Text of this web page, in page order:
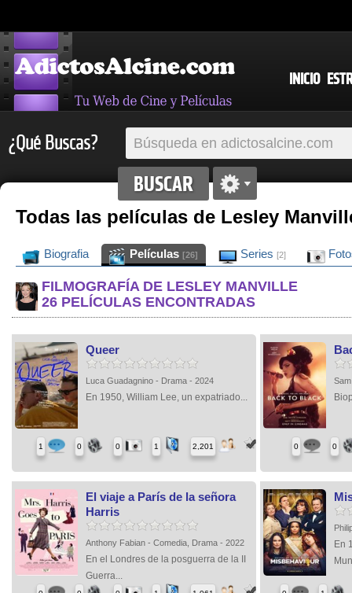
INICIO
¿Qué Buscas?
Todas las películas de Lesley
Biografia Películas [26] Series [2]
FILMOGRAFÍA DE LESLEY MANVILLE
26 PELÍCULAS ENCONTRADAS
Queer
Luca Guadagnino - Drama - 2024
En 1950, William Lee, un expatriado...
1 0 0 1 2,201 0 0
El viaje a París de la señora
Harris
Anthony Fabian - Comedia, Drama - 2022
En el Londres de la posguerra de la II
Guerra...
En